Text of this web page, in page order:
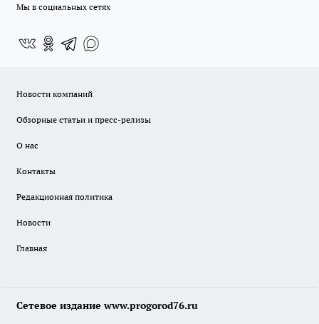
Мы в социальных сетях
Новости компаний
Обзорные статьи и пресс-релизы
О нас
Контакты
Редакционная политика
Новости
Главная
Сетевое издание www.progorod76.ru